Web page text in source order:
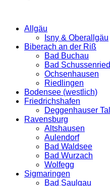
Allgäu
Isny & Oberallgäu
Biberach an der Riß
Bad Buchau
Bad Schussenried
Ochsenhausen
Riedlingen
Bodensee (westlich)
Friedrichshafen
Deggenhauser Tal
Ravensburg
Altshausen
Aulendorf
Bad Waldsee
Bad Wurzach
Wolfegg
Sigmaringen
Bad Saulgau